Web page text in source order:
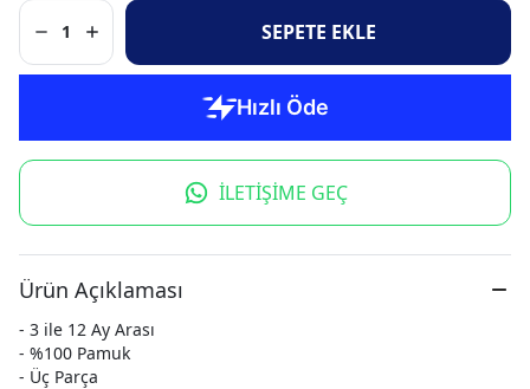
1 SEPETE EKLE
İLETİŞİME GEÇ
Ürün Açıklaması
- 3 ile 12 Ay Arası
- %100 Pamuk
- Üç Parça